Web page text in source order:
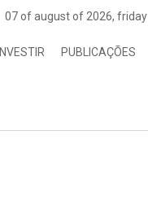
07 of august of 2026, friday
INVESTIR PUBLICAÇÕES